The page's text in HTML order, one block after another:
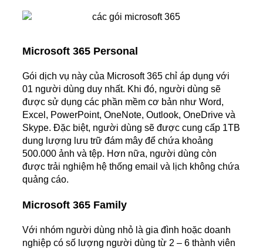
Microsoft 365 Personal
Gói dịch vụ này của Microsoft 365 chỉ áp dụng với
01 người dùng duy nhất. Khi đó, người dùng sẽ
được sử dụng các phần mềm cơ bản như Word,
Excel, PowerPoint, OneNote, Outlook, OneDrive và
Skype. Đặc biệt, người dùng sẽ được cung cấp 1TB
dung lượng lưu trữ đám mây để chứa khoảng
500.000 ảnh và tệp. Hơn nữa, người dùng còn
được trải nghiệm hệ thống email và lịch không chứa
quảng cáo.
Microsoft 365 Family
Với nhóm người dùng nhỏ là gia đình hoặc doanh
nghiệp có số lượng người dùng từ 2 – 6 thành viên